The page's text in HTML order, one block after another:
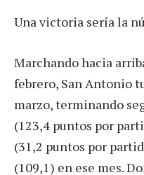
Una victoria sería la
Marchando hacia
febrero, San Antonio
marzo, terminando
(123,4 puntos por
(31,2 puntos por
(109,1) en ese mes.